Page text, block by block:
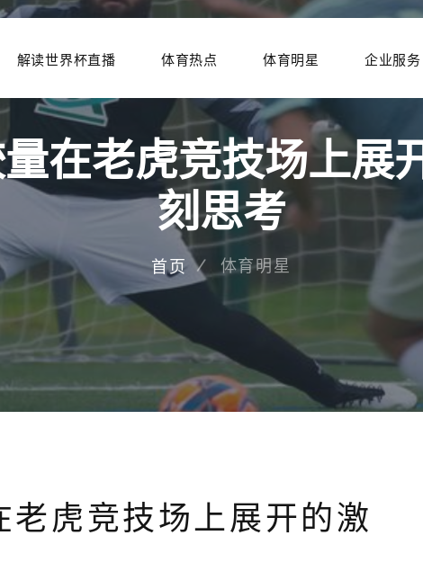
解读世界杯直播 体育热点 体育明星 企业服务
在老虎竞技场上展
刻思考
首页 体育明星
老虎竞技场上展开的激